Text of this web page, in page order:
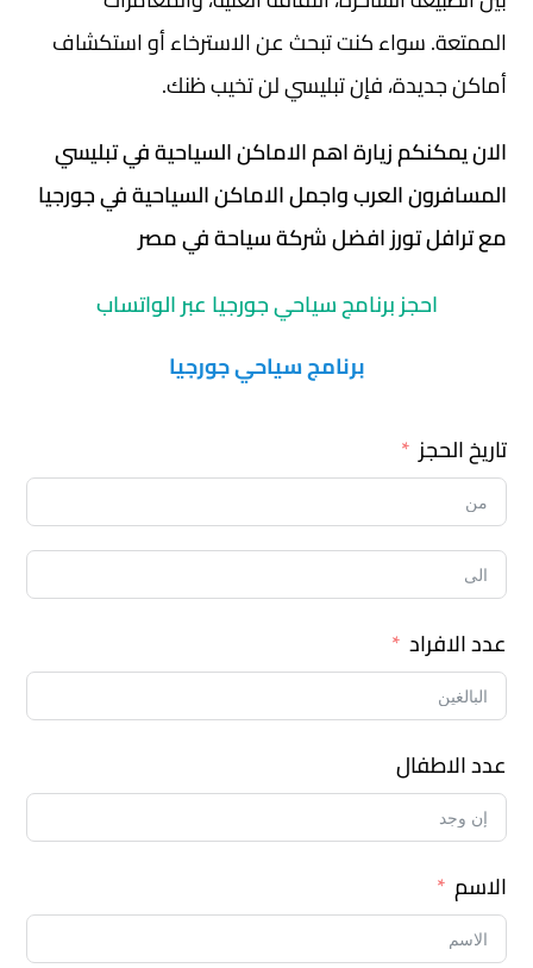
الممتعة. سواء كنت تبحث عن الاسترخاء أو استكشاف
أماكن جديدة، فإن تبليسي لن تخيب ظنك.
الان يمكنكم زيارة اهم الاماكن السياحية في تبليسي
المسافرون العرب واجمل الاماكن السياحية في جورجيا
مع ترافل تورز افضل شركة سياحة في مصر
احجز برنامج سياحي جورجيا عبر الواتساب
برنامج سياحي جورجيا
تاريخ الحجز
عدد الافراد
عدد الاطفال
الاسم